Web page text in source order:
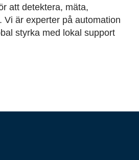
att detektera, mäta,
Vi är experter på automation
styrka med lokal support